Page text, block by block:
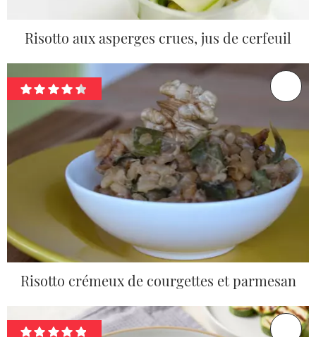
Risotto aux asperges crues, jus de cerfeuil
Risotto crémeux de courgettes et parmesan